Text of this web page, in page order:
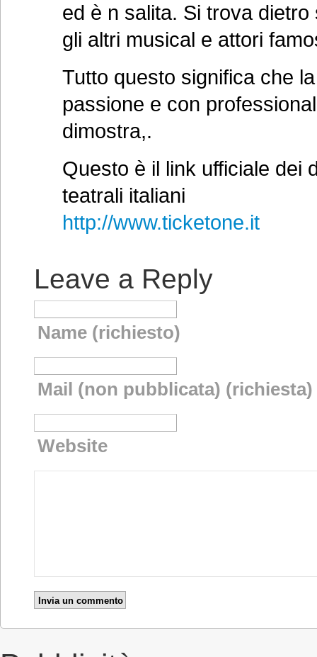
ed è n salita. Si trova
gli altri musical e attori
Tutto questo significa che
passione e con
dimostra,.
Questo è il link ufficiale dei
teatrali italiani
http://www.ticketone.it
Leave a Reply
Name (richiesto)
Mail (non pubblicata) (richiesta)
Website